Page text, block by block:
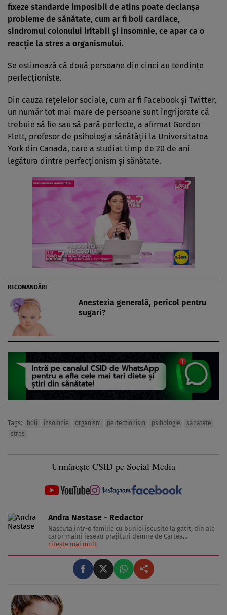
fixeze standarde imposibil de atins poate declanşa
probleme de sănătate, cum ar fi boli cardiace,
sindromul colonului iritabil şi insomnie, ce apar ca o
reacţie la stres a organismului.
Se estimează că două persoane din cinci au tendinţe
perfecţioniste.
Din cauza reţelelor sociale, cum ar fi Facebook şi Twitter,
un număr tot mai mare de persoane sunt îngrijorate că
trebuie să fie sau să pară perfecte, a afirmat Gordon
Flett, profesor de psihologia sănătăţii la Universitatea
York din Canada, care a studiat timp de 20 de ani
legătura dintre perfecţionism şi sănătate.
RECOMANDĂRI
Anestezia generală, pericol pentru
sugari?
Tags: boli insomnie organism perfectionism psihologie
sanatate
stres
Urmărește CSID pe Social Media
Andra Nastase - Redactor
Nascuta intr-o familie cu bunici iscusite la gatit, din ale
caror maini ieseau prajituri demne de Cartea
Recordurilor categoria Gusturi Divine, inzestrata cu un
indragostita de tot ce inseamna delicatesa pe lumea
asta, Pofticioasa scrie despre telina ...
citește mai mult